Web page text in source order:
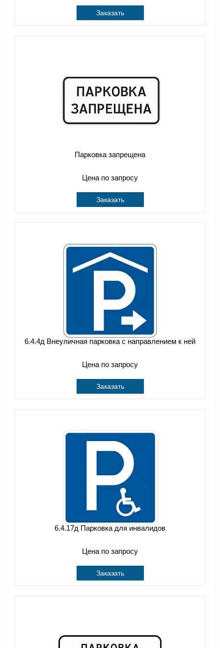
Заказать
Парковка запрещена
Цена по запросу
Заказать
6.4.4д Внеуличная парковка с направлением к ней
Цена по запросу
Заказать
6.4.17д Парковка для инвалидов
Цена по запросу
Заказать